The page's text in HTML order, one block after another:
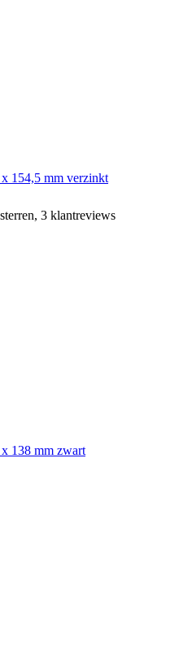
x 154,5 mm verzinkt
3 klantreviews
138 mm zwart